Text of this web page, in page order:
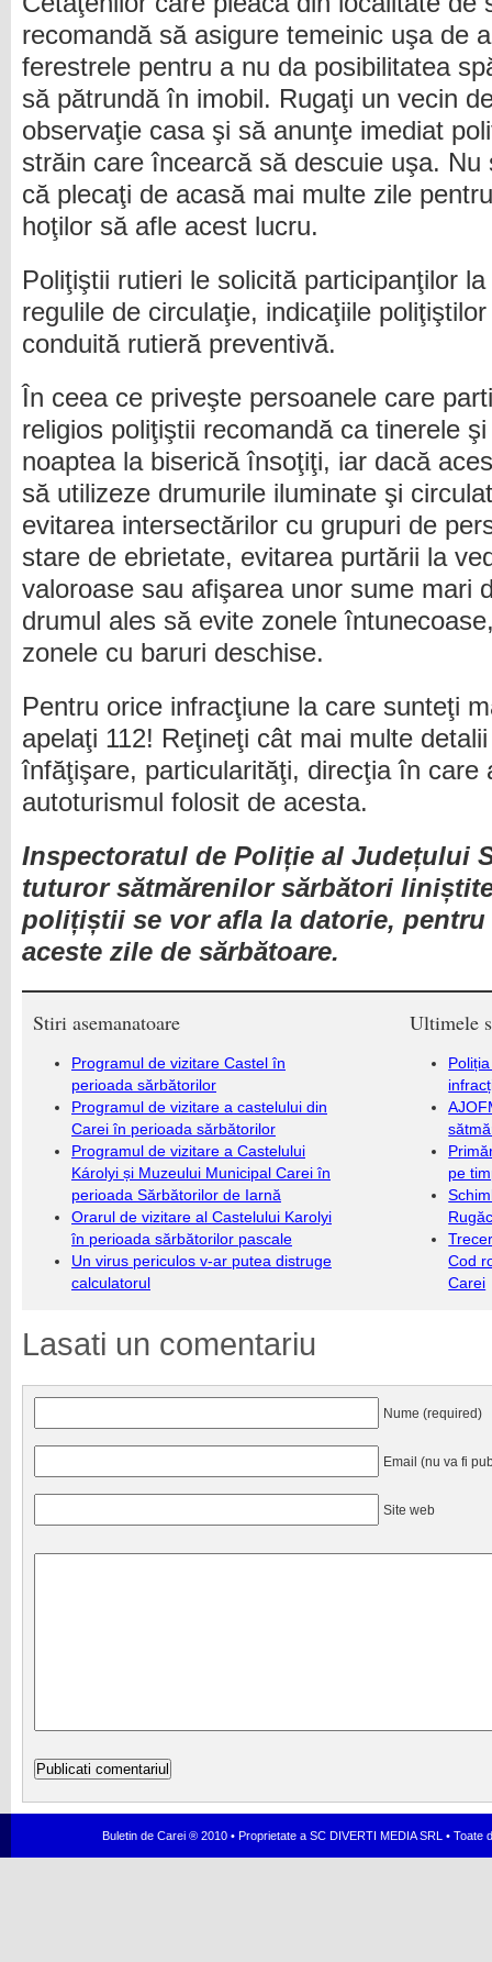
recomandă să asigure temeinic uşa de
ferestrele pentru a nu da posibilitatea
să pătrundă în imobil. Rugaţi un vecin
observaţie casa şi să anunţe imediat
străin care încearcă să descuie uşa.
că plecaţi de acasă mai multe zile
hoţilor să afle acest lucru.
Poliţiştii rutieri le solicită participanţilor
regulile de circulaţie, indicaţiile
conduită rutieră preventivă.
În ceea ce priveşte persoanele care
religios poliţiştii recomandă ca tinerele
noaptea la biserică însoţiţi, iar dacă
să utilizeze drumurile iluminate şi
evitarea intersectărilor cu grupuri de
stare de ebrietate, evitarea purtării la
valoroase sau afişarea unor sume mari
drumul ales să evite zonele
zonele cu baruri deschise.
Pentru orice infracţiune la care sunteţi
apelaţi 112! Reţineţi cât mai multe
înfăţişare, particularităţi, direcţia în care
autoturismul folosit de acesta.
Inspectoratul de Poliție al Județului
tuturor sătmărenilor sărbători
polițiștii se vor afla la datorie,
aceste zile de sărbătoare.
Stiri asemanatoare
Programul de vizitare Castel în
perioada sărbătorilor
Programul de vizitare a castelului din
Carei în perioada sărbătorilor
Programul de vizitare a Castelului
Károlyi și Muzeului Municipal Carei în
perioada Sărbătorilor de Iarnă
Orarul de vizitare al Castelului Karolyi
în perioada sărbătorilor pascale
Un virus periculos v-ar putea distruge
calculatorul
Ultimele
pe
Cod
Carei
Lasati un comentariu
Nume (required)
Email (nu va fi
Site web
Buletin de Carei ® 2010 • Proprietate a SC DIVERTI MEDIA SRL •